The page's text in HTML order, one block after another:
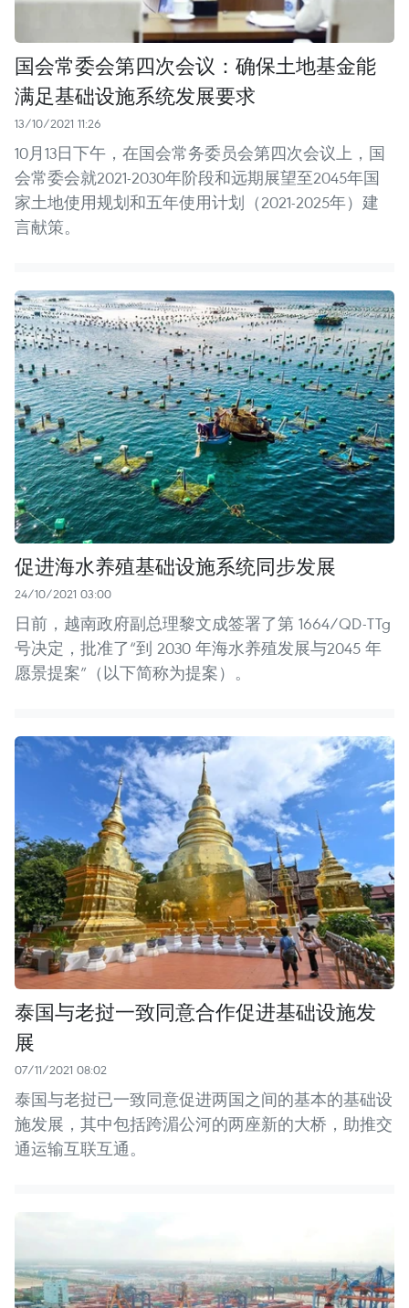
国会常委会第四次会议：确保土地基金能
满足基础设施系统发展要求
13/10/2021 11:26
10月13日下午，在国会常务委员会第四次会议上，国
会常委会就2021-2030年阶段和远期展望至2045年国
家土地使用规划和五年使用计划（2021-2025年）建
言献策。 ​
促进海水养殖基础设施系统同步发展
24/10/2021 03:00
日前，越南政府副总理黎文成签署了第 1664/QD-TTg
号决定，批准了“到 2030 年海水养殖发展与2045 年
愿景提案”（以下简称为提案）。
泰国与老挝一致同意合作促进基础设施发
展
07/11/2021 08:02
泰国与老挝已一致同意促进两国之间的基本的基础设
施发展，其中包括跨湄公河的两座新的大桥，助推交
通运输互联互通。